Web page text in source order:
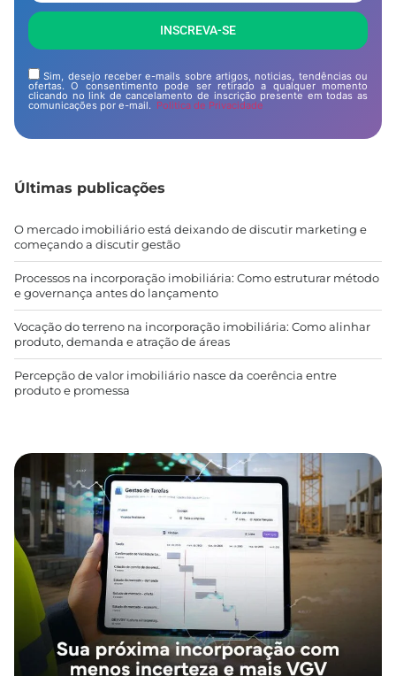
INSCREVA-SE
Sim, desejo receber e-mails sobre artigos, noticias, tendências ou
ofertas. O consentimento pode ser retirado a qualquer momento
clicando no link de cancelamento de inscrição presente em todas as
comunicações por e-mail. Politica de Privacidade
Últimas publicações
O mercado imobiliário está deixando de discutir marketing e
começando a discutir gestão
Processos na incorporação imobiliária: Como estruturar método
e governança antes do lançamento
Vocação do terreno na incorporação imobiliária: Como alinhar
produto, demanda e atração de áreas
Percepção de valor imobiliário nasce da coerência entre
produto e promessa